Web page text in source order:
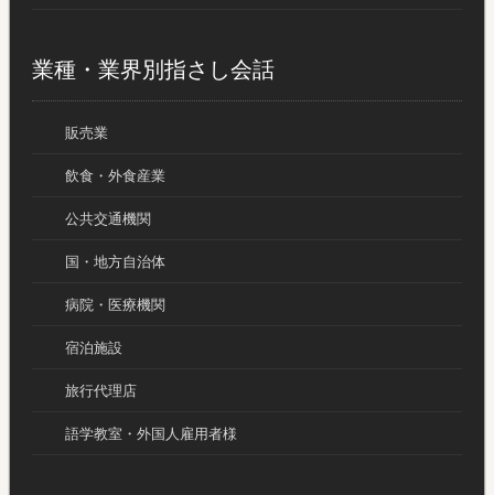
業種・業界別指さし会話
販売業
飲食・外食産業
公共交通機関
国・地方自治体
病院・医療機関
宿泊施設
旅行代理店
語学教室・外国人雇用者様